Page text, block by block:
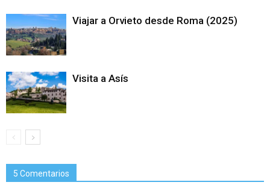
Viajar a Orvieto desde Roma (2025)
Visita a Asís
5 Comentarios